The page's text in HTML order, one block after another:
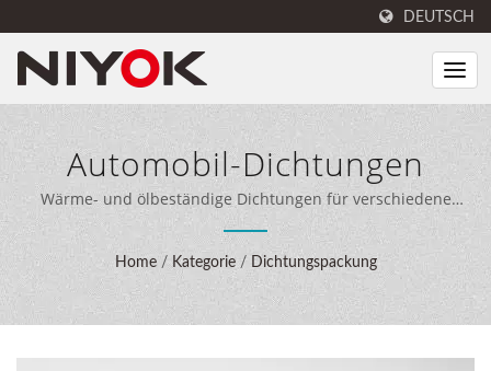
DEUTSCH
Automobil-Dichtungen
Wärme- und ölbeständige Dichtungen für verschiedene
Automobilsysteme, die einen stabilen und leckfreien Betrieb
gewährleisten. / NIYOK kombiniert fachkundige
Dichtungsengineering, 40 Jahre Fertigungserfahrung und
moderne Produktionsanlagen, um umfassende
Dichtungslösungen für Kunden weltweit zu liefern.
Home / Kategorie / Dichtungspackung